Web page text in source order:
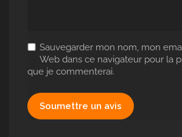
Sauvegarder mon nom, mon
Web dans ce navigateur pour la
que je commenterai.